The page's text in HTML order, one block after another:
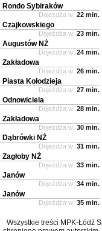
Rondo Sybiraków
Dojeżdża w: 22 min.
Czajkowskiego
Dojeżdża w: 23 min.
Augustów NŻ
Dojeżdża w: 24 min.
Zakładowa
Dojeżdża w: 26 min.
Piasta Kołodzieja
Dojeżdża w: 27 min.
Odnowiciela
Dojeżdża w: 28 min.
Zakładowa
Dojeżdża w: 30 min.
Dąbrówki NŻ
Dojeżdża w: 31 min.
Zagłoby NŻ
Dojeżdża w: 33 min.
Janów
Dojeżdża w: 34 min.
Janów
Dojeżdża w: 35 min.
Wszystkie treści MPK-Łódź